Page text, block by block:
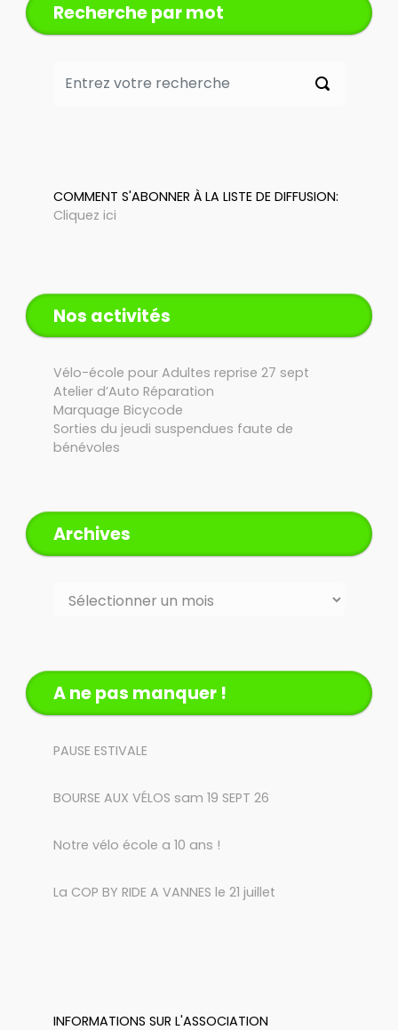
Recherche par mot
COMMENT S'ABONNER À LA LISTE DE DIFFUSION:
Cliquez ici
Nos activités
Vélo-école pour Adultes reprise 27 sept
Atelier d’Auto Réparation
Marquage Bicycode
Sorties du jeudi suspendues faute de
bénévoles
Archives
Archives
A ne pas manquer !
PAUSE ESTIVALE
BOURSE AUX VÉLOS sam 19 SEPT 26
Notre vélo école a 10 ans !
La COP BY RIDE A VANNES le 21 juillet
INFORMATIONS SUR L'ASSOCIATION